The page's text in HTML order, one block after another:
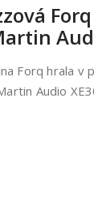
Forq hrala v
Audio